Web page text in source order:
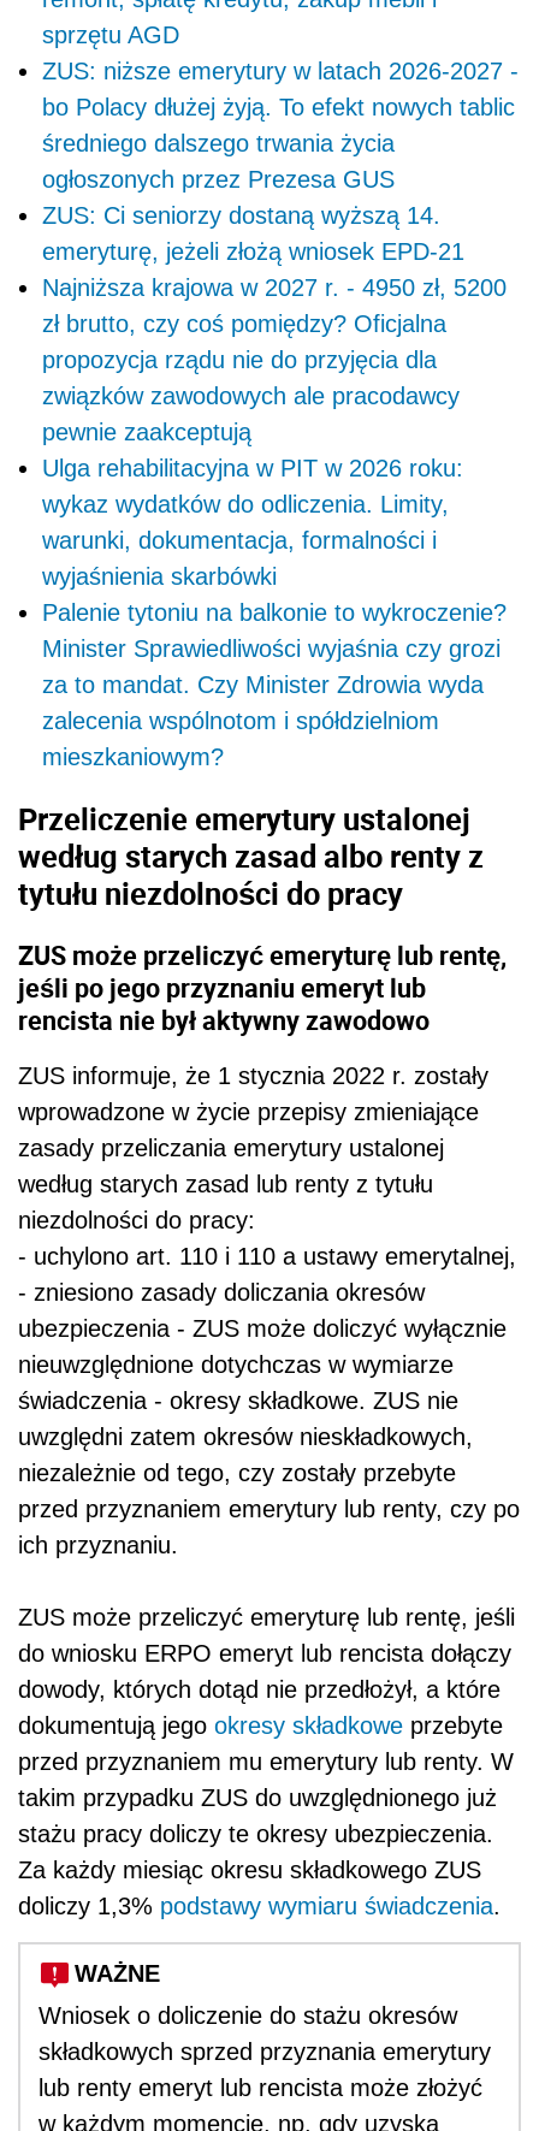
sprzętu AGD
ZUS: niższe emerytury w latach 2026-2027 -
bo Polacy dłużej żyją. To efekt nowych tablic
średniego dalszego trwania życia
ogłoszonych przez Prezesa GUS
ZUS: Ci seniorzy dostaną wyższą 14.
emeryturę, jeżeli złożą wniosek EPD-21
Najniższa krajowa w 2027 r. - 4950 zł, 5200
zł brutto, czy coś pomiędzy? Oficjalna
propozycja rządu nie do przyjęcia dla
związków zawodowych ale pracodawcy
pewnie zaakceptują
Ulga rehabilitacyjna w PIT w 2026 roku:
wykaz wydatków do odliczenia. Limity,
warunki, dokumentacja, formalności i
wyjaśnienia skarbówki
Palenie tytoniu na balkonie to wykroczenie?
Minister Sprawiedliwości wyjaśnia czy grozi
za to mandat. Czy Minister Zdrowia wyda
zalecenia wspólnotom i spółdzielniom
mieszkaniowym?
Przeliczenie emerytury ustalonej
według starych zasad albo renty z
tytułu niezdolności do pracy
ZUS może przeliczyć emeryturę lub rentę,
jeśli po jego przyznaniu emeryt lub
rencista nie był aktywny zawodowo
ZUS informuje, że 1 stycznia 2022 r. zostały
wprowadzone w życie przepisy zmieniające
zasady przeliczania emerytury ustalonej
według starych zasad lub renty z tytułu
niezdolności do pracy:
- uchylono art. 110 i 110 a ustawy emerytalnej,
- zniesiono zasady doliczania okresów
ubezpieczenia - ZUS może doliczyć wyłącznie
nieuwzględnione dotychczas w wymiarze
świadczenia - okresy składkowe. ZUS nie
uwzględni zatem okresów nieskładkowych,
niezależnie od tego, czy zostały przebyte
przed przyznaniem emerytury lub renty, czy po
ich przyznaniu.
ZUS może przeliczyć emeryturę lub rentę, jeśli
do wniosku ERPO emeryt lub rencista dołączy
dowody, których dotąd nie przedłożył, a które
dokumentują jego okresy składkowe przebyte
przed przyznaniem mu emerytury lub renty. W
takim przypadku ZUS do uwzględnionego już
stażu pracy doliczy te okresy ubezpieczenia.
Za każdy miesiąc okresu składkowego ZUS
doliczy 1,3% podstawy wymiaru świadczenia.
WAŻNE
Wniosek o doliczenie do stażu okresów
składkowych sprzed przyznania emerytury
lub renty emeryt lub rencista może złożyć
w każdym momencie, np. gdy uzyska